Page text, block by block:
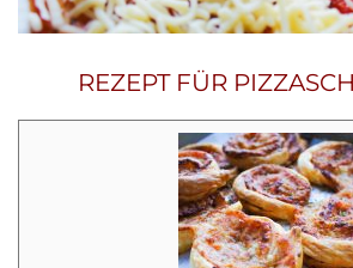
REZEPT FÜR